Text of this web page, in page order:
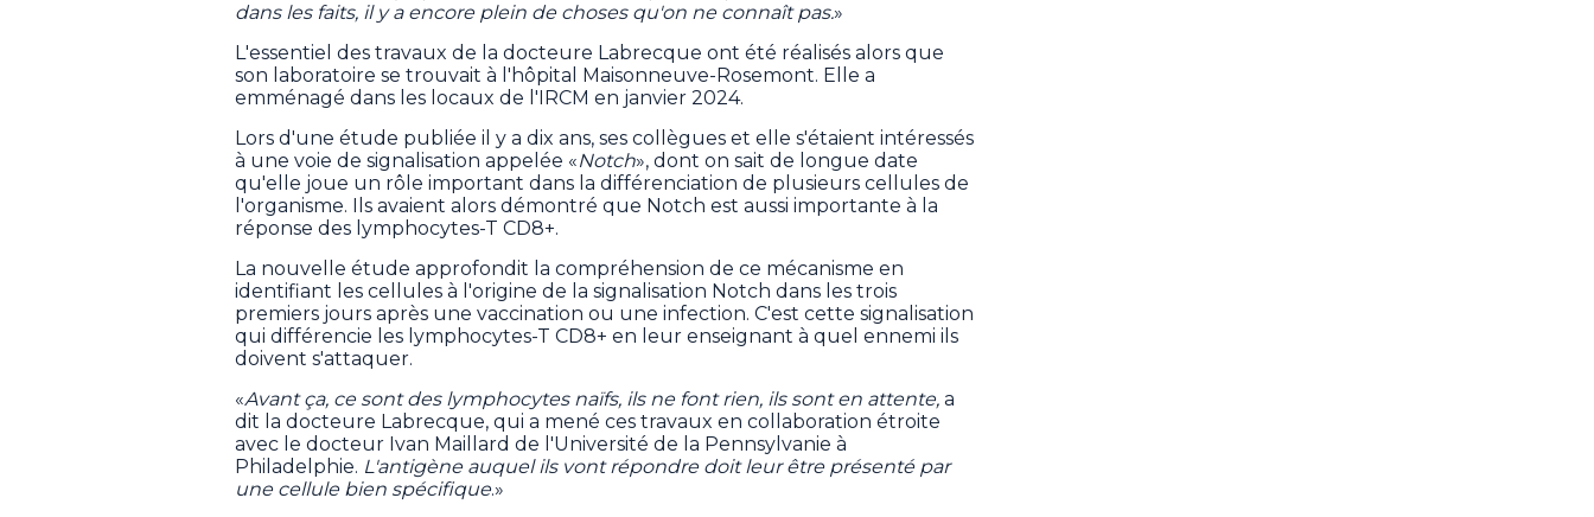
dans les faits, il y a encore plein de choses qu'on ne connaît pas.»
L'essentiel des travaux de la docteure Labrecque ont été réalisés alors que
son laboratoire se trouvait à l'hôpital Maisonneuve-Rosemont. Elle a
emménagé dans les locaux de l'IRCM en janvier 2024.
Lors d'une étude publiée il y a dix ans, ses collègues et elle s'étaient intéressés
à une voie de signalisation appelée «Notch», dont on sait de longue date
qu'elle joue un rôle important dans la différenciation de plusieurs cellules de
l'organisme. Ils avaient alors démontré que Notch est aussi importante à la
réponse des lymphocytes-T CD8+.
La nouvelle étude approfondit la compréhension de ce mécanisme en
identifiant les cellules à l'origine de la signalisation Notch dans les trois
premiers jours après une vaccination ou une infection. C'est cette signalisation
qui différencie les lymphocytes-T CD8+ en leur enseignant à quel ennemi ils
doivent s'attaquer.
«Avant ça, ce sont des lymphocytes naïfs, ils ne font rien, ils sont en attente, a
dit la docteure Labrecque, qui a mené ces travaux en collaboration étroite
avec le docteur Ivan Maillard de l'Université de la Pennsylvanie à
Philadelphie. L'antigène auquel ils vont répondre doit leur être présenté par
une cellule bien spécifique.»